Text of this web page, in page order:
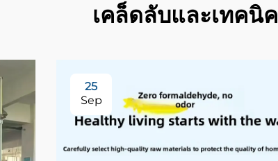
เคล็ดลับและเทคนิค
25
Sep